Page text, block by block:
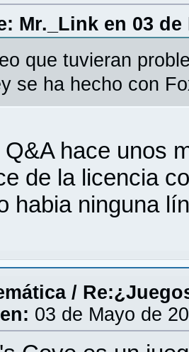
Mr._Link en 03 de
que tuvieran
se ha hecho con
Q&A hace unos
de la licencia
habia ninguna
/
en: 03 de Mayo de